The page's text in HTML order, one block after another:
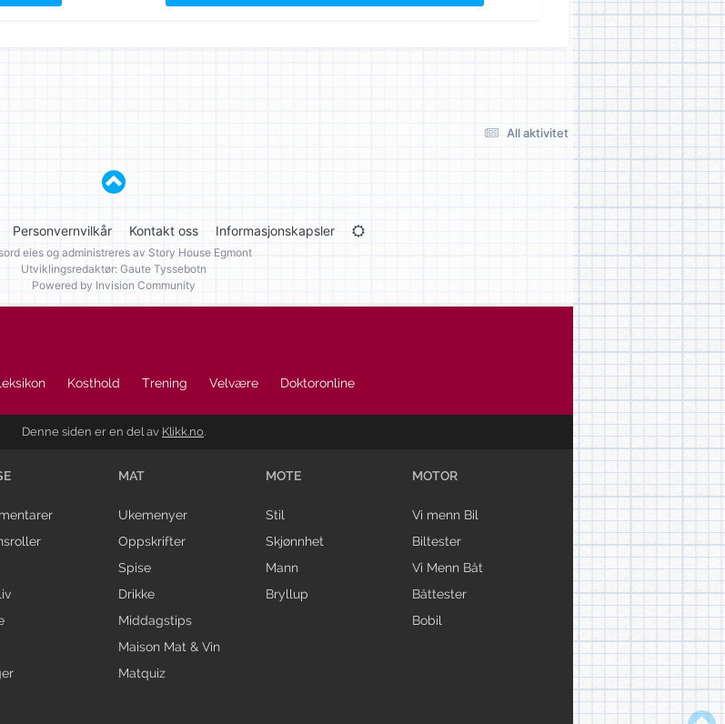
All aktivitet
Personvernvilkår Kontakt oss Informasjonskapsler
eies og administreres av Story House Egmont
Utviklingsredaktør: Gaute Tyssebotn
Powered by Invision Community
Kosthold Trening Velvære Doktoronline
Denne siden er en del av Klikk.no.
MAT
Ukemenyer
Oppskrifter
Spise
Drikke
Middagstips
Maison Mat & Vin
Matquiz
MOTE
Stil
Skjønnhet
Mann
Bryllup
MOTOR
Vi menn Bil
Biltester
Vi Menn Båt
Båttester
Bobil